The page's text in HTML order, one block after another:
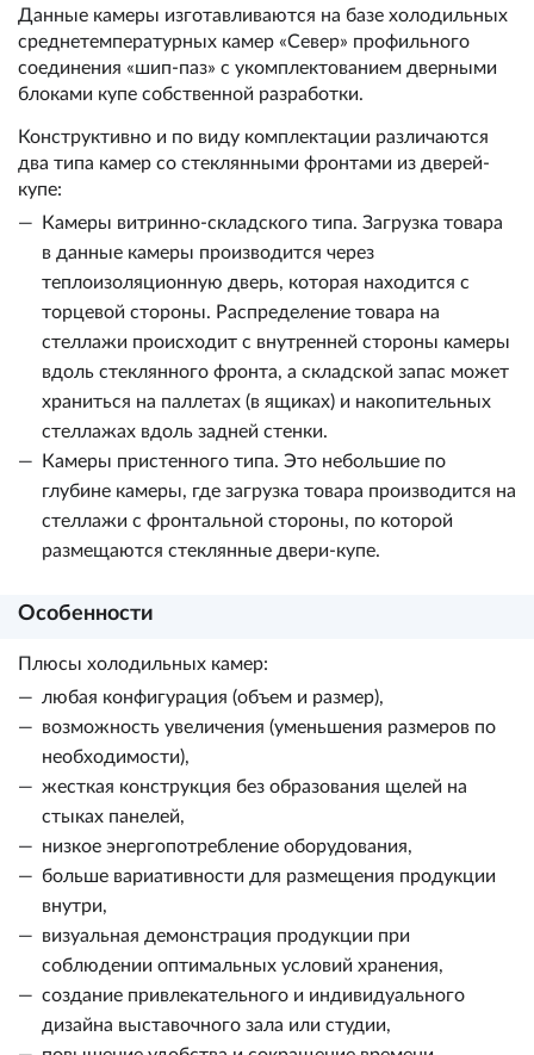
Данные камеры изготавливаются на базе холодильных
среднетемпературных камер «Север» профильного
соединения «шип-паз» с укомплектованием дверными
блоками купе собственной разработки.
Конструктивно и по виду комплектации различаются
два типа камер со стеклянными фронтами из дверей-
купе:
Камеры витринно-складского типа. Загрузка товара
в данные камеры производится через
теплоизоляционную дверь, которая находится с
торцевой стороны. Распределение товара на
стеллажи происходит с внутренней стороны камеры
вдоль стеклянного фронта, а складской запас может
храниться на паллетах (в ящиках) и накопительных
стеллажах вдоль задней стенки.
Камеры пристенного типа. Это небольшие по
глубине камеры, где загрузка товара производится на
стеллажи с фронтальной стороны, по которой
размещаются стеклянные двери-купе.
Особенности
Плюсы холодильных камер:
любая конфигурация (объем и размер),
возможность увеличения (уменьшения размеров по
необходимости),
жесткая конструкция без образования щелей на
стыках панелей,
низкое энергопотребление оборудования,
больше вариативности для размещения продукции
внутри,
визуальная демонстрация продукции при
соблюдении оптимальных условий хранения,
создание привлекательного и индивидуального
дизайна выставочного зала или студии,